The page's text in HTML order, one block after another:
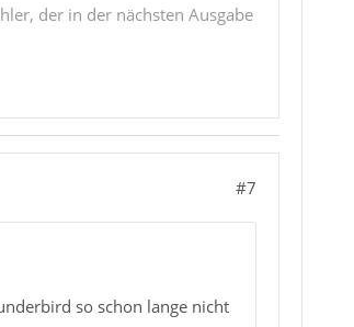
der in der nächsten Ausgabe
#7
so schon lange nicht